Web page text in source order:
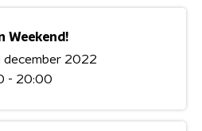
Weekend!
december 2022
- 20:00